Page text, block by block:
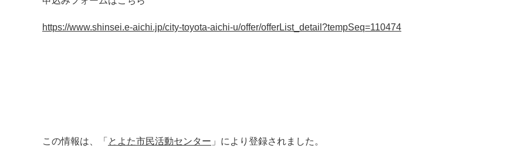
https://www.shinsei.e-aichi.jp/city-toyota-aichi-u/offer/offerList_detail?tempSeq=110474
この情報は、「 とよた市民活動センター 」により登録されました。